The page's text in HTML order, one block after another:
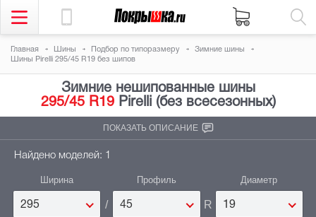
Главная Шины Подбор по типоразмеру
Зимние шины
Шины Pirelli 295/45 R19 без шипов
Зимние нешипованные шины
295/45 R19Pirelli (без всесезонных)
ПОКАЗАТЬ ОПИСАНИЕ
Найдено моделей: 1
Ширина
295 /
Профиль
45 R
Диаметр
19